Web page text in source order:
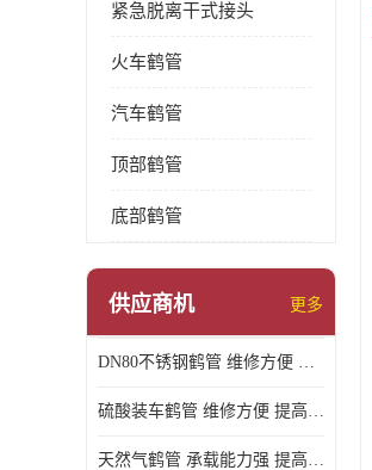
紧急脱离干式接头
火车鹤管
汽车鹤管
顶部鹤管
底部鹤管
供应商机 更多
DN80不锈钢鹤管 维修方便 提高输送效率
硫酸装车鹤管 维修方便 提高输送效率
天然气鹤管 承载能力强 提高输送效率